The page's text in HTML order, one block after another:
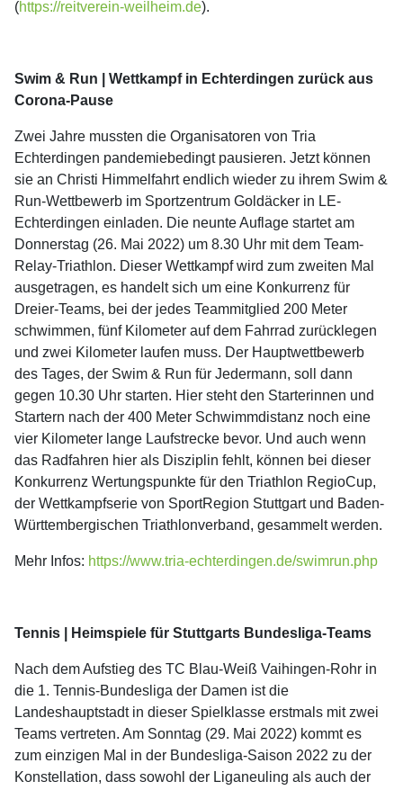
(https://reitverein-weilheim.de).
Swim & Run | Wettkampf in Echterdingen zurück aus
Corona-Pause
Zwei Jahre mussten die Organisatoren von Tria
Echterdingen pandemiebedingt pausieren. Jetzt können
sie an Christi Himmelfahrt endlich wieder zu ihrem Swim &
Run-Wettbewerb im Sportzentrum Goldäcker in LE-
Echterdingen einladen. Die neunte Auflage startet am
Donnerstag (26. Mai 2022) um 8.30 Uhr mit dem Team-
Relay-Triathlon. Dieser Wettkampf wird zum zweiten Mal
ausgetragen, es handelt sich um eine Konkurrenz für
Dreier-Teams, bei der jedes Teammitglied 200 Meter
schwimmen, fünf Kilometer auf dem Fahrrad zurücklegen
und zwei Kilometer laufen muss. Der Hauptwettbewerb
des Tages, der Swim & Run für Jedermann, soll dann
gegen 10.30 Uhr starten. Hier steht den Starterinnen und
Startern nach der 400 Meter Schwimmdistanz noch eine
vier Kilometer lange Laufstrecke bevor. Und auch wenn
das Radfahren hier als Disziplin fehlt, können bei dieser
Konkurrenz Wertungspunkte für den Triathlon RegioCup,
der Wettkampfserie von SportRegion Stuttgart und Baden-
Württembergischen Triathlonverband, gesammelt werden.
Mehr Infos: https://www.tria-echterdingen.de/swimrun.php
Tennis | Heimspiele für Stuttgarts Bundesliga-Teams
Nach dem Aufstieg des TC Blau-Weiß Vaihingen-Rohr in
die 1. Tennis-Bundesliga der Damen ist die
Landeshauptstadt in dieser Spielklasse erstmals mit zwei
Teams vertreten. Am Sonntag (29. Mai 2022) kommt es
zum einzigen Mal in der Bundesliga-Saison 2022 zu der
Konstellation, dass sowohl der Liganeuling als auch der